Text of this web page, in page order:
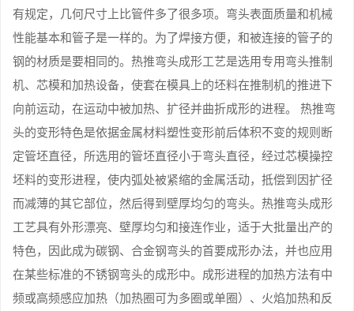
有规定，几何尺寸上比管件多了很多项。弯头表面质量和机械
性能基本和管子是一样的。为了焊接方便，和被连接的管子的
钢的材质是要相同的。热推弯头成形工艺是选用专用弯头推制
机、芯模和加热设备，使套在模具上的坯料在推制机的推进下
向前运动，在运动中被加热、扩径并曲折成形的进程。 热推弯
头的变形特色是依据金属材料塑性变形前后体积不变的规则断
定管坯直径，所选用的管坯直径小于弯头直径，经过芯模操控
坯料的变形进程，使内弧处被紧缩的金属活动，抵偿到因扩径
而减薄的其它部位，然后得到壁厚均匀的弯头。热推弯头成形
工艺具有外形漂亮、壁厚均匀和接连作业，适于大批量出产的
特色，因此成为碳钢、合金钢弯头的首要成形办法，并也应用
在某些标准的不锈钢弯头的成形中。成形进程的加热方法有中
频或高频感应加热（加热圈可为多圈或单圈）、火焰加热和反